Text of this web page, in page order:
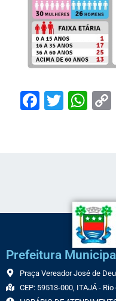
Facebook
Twitter
Prefeitura
Praça Vereador José de
CEP: 59513-000, ITAJÁ -